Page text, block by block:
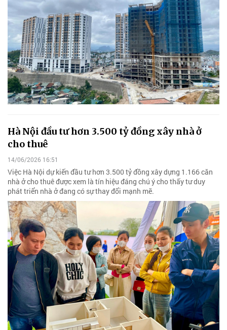
Hà Nội đầu tư hơn 3.500 tỷ đồng xây nhà ở
cho thuê
14/06/2026 16:51
Việc Hà Nội dự kiến đầu tư hơn 3.500 tỷ đồng xây dựng 1.166 căn
nhà ở cho thuê được xem là tín hiệu đáng chú ý cho thấy tư duy
phát triển nhà ở đang có sự thay đổi mạnh mẽ.